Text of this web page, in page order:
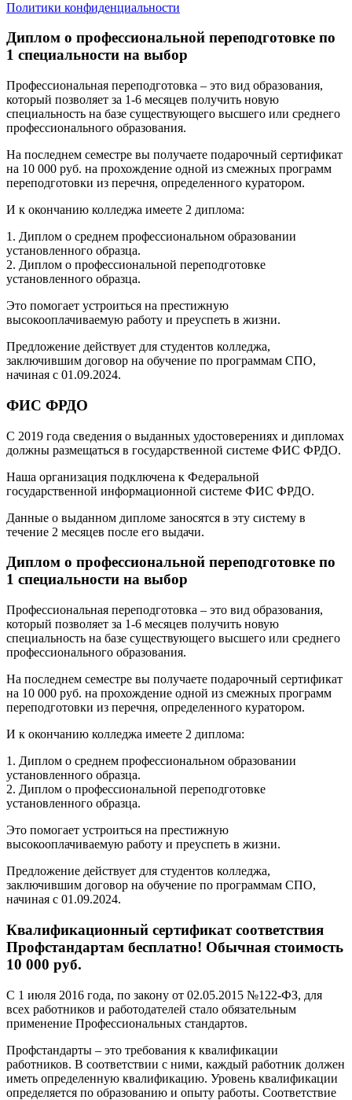
Политики конфиденциальности
Диплом о профессиональной переподготовке по
1 специальности на выбор
Профессиональная переподготовка – это вид образования,
который позволяет за 1-6 месяцев получить новую
специальность на базе существующего высшего или среднего
профессионального образования.
На последнем семестре вы получаете подарочный сертификат
на 10 000 руб. на прохождение одной из смежных программ
переподготовки из перечня, определенного куратором.
И к окончанию колледжа имеете 2 диплома:
1. Диплом о среднем профессиональном образовании
установленного образца.
2. Диплом о профессиональной переподготовке
установленного образца.
Это помогает устроиться на престижную
высокооплачиваемую работу и преуспеть в жизни.
Предложение действует для студентов колледжа,
заключившим договор на обучение по программам СПО,
начиная с 01.09.2024.
ФИС ФРДО
С 2019 года сведения о выданных удостоверениях и дипломах
должны размещаться в государственной системе ФИС ФРДО.
Наша организация подключена к Федеральной
государственной информационной системе ФИС ФРДО.
Данные о выданном дипломе заносятся в эту систему в
течение 2 месяцев после его выдачи.
Диплом о профессиональной переподготовке по
1 специальности на выбор
Профессиональная переподготовка – это вид образования,
который позволяет за 1-6 месяцев получить новую
специальность на базе существующего высшего или среднего
профессионального образования.
На последнем семестре вы получаете подарочный сертификат
на 10 000 руб. на прохождение одной из смежных программ
переподготовки из перечня, определенного куратором.
И к окончанию колледжа имеете 2 диплома:
1. Диплом о среднем профессиональном образовании
установленного образца.
2. Диплом о профессиональной переподготовке
установленного образца.
Это помогает устроиться на престижную
высокооплачиваемую работу и преуспеть в жизни.
Предложение действует для студентов колледжа,
заключившим договор на обучение по программам СПО,
начиная с 01.09.2024.
Квалификационный сертификат соответствия
Профстандартам бесплатно! Обычная стоимость
10 000 руб.
С 1 июля 2016 года, по закону от 02.05.2015 №122-ФЗ, для
всех работников и работодателей стало обязательным
применение Профессиональных стандартов.
Профстандарты – это требования к квалификации
работников. В соответствии с ними, каждый работник должен
иметь определенную квалификацию. Уровень квалификации
определяется по образованию и опыту работы. Соответствие